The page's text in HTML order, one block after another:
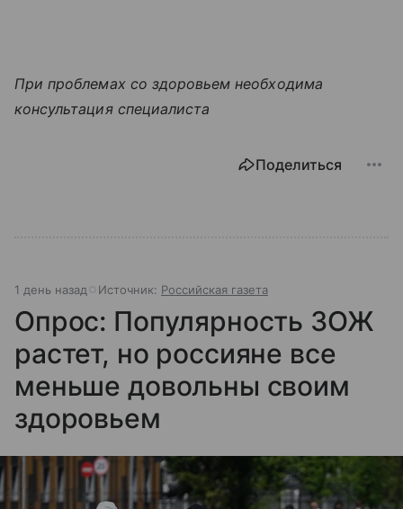
При проблемах со здоровьем необходима
консультация специалиста
Поделиться
1 день назад Источник: Российская газета
Опрос: Популярность ЗОЖ
растет, но россияне все
меньше довольны своим
здоровьем